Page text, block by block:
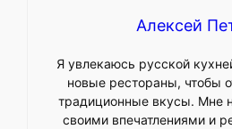
Алексей
Я увлекаюсь русской
новые рестораны, чтобы
традиционные вкусы. Мне
своими впечатлениями и